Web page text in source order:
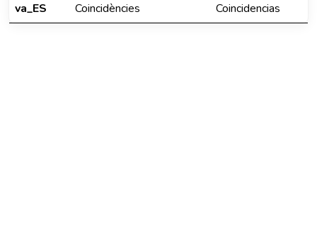
va_ES
Coincidències Coincidencias